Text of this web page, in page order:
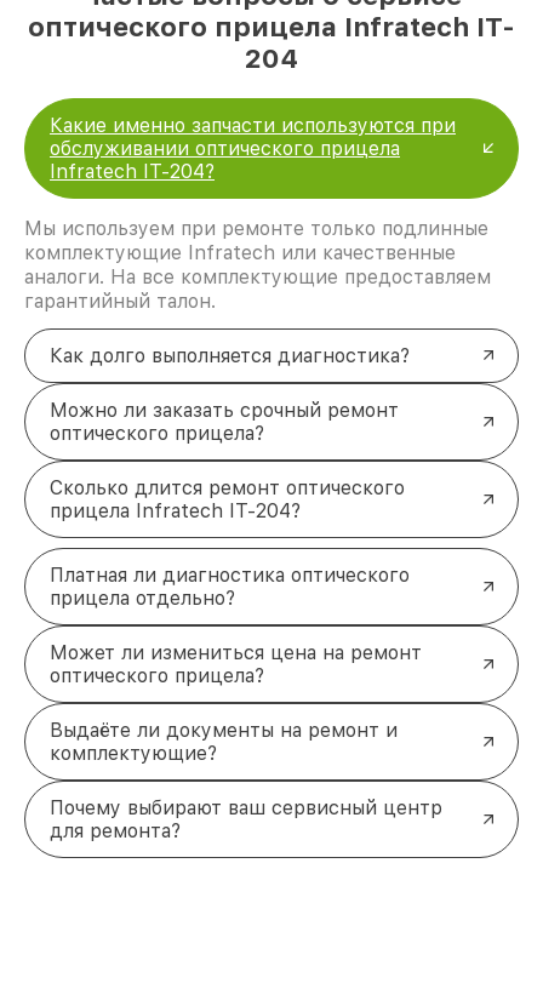
оптического прицела Infratech IT-
204
Какие именно запчасти используются при
обслуживании оптического прицела
Infratech IT-204?
Мы используем при ремонте только подлинные
комплектующие Infratech или качественные
аналоги. На все комплектующие предоставляем
гарантийный талон.
Как долго выполняется диагностика?
Можно ли заказать срочный ремонт
оптического прицела?
Сколько длится ремонт оптического
прицела Infratech IT-204?
Платная ли диагностика оптического
прицела отдельно?
Может ли измениться цена на ремонт
оптического прицела?
Выдаёте ли документы на ремонт и
комплектующие?
Почему выбирают ваш сервисный центр
для ремонта?